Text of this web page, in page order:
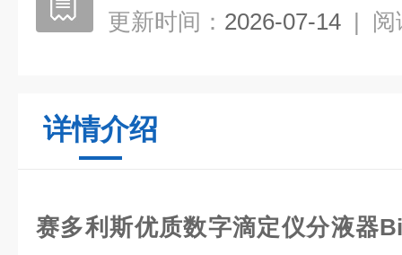
更新时间： 2026-07-14 | 阅
详情介绍
赛多利斯优质数字滴定仪分液器